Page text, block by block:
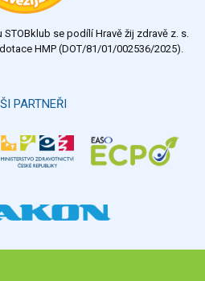
se podílí Hravě žij zdravě z. s.
HMP (DOT/81/01/002536/2025).
PARTNEŘI